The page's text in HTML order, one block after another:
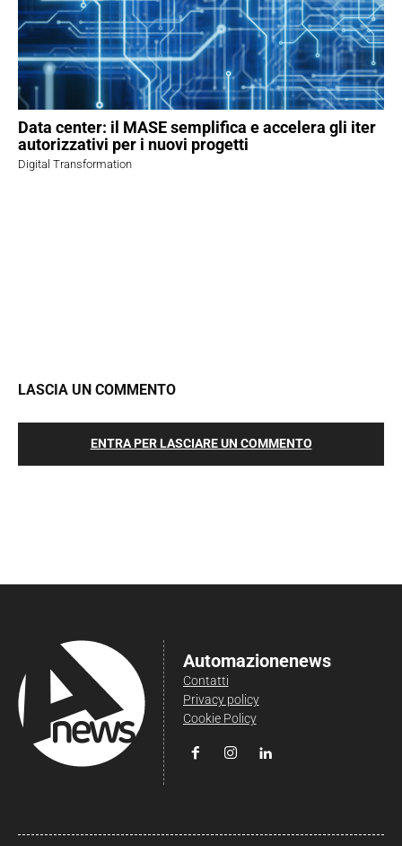
Data center: il MASE semplifica e accelera gli iter
autorizzativi per i nuovi progetti
Digital Transformation
LASCIA UN COMMENTO
ENTRA PER LASCIARE UN COMMENTO
Automazionenews
Contatti
Privacy policy
Cookie Policy